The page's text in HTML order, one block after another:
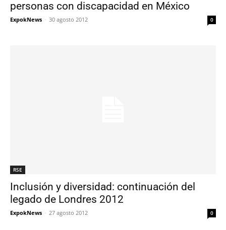
personas con discapacidad en México
ExpokNews - 30 agosto 2012 0
RSE
Inclusión y diversidad: continuación del
legado de Londres 2012
ExpokNews - 27 agosto 2012 0